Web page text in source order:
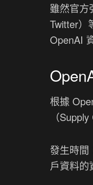
雖然官方
Twitter）
OpenAI
根據
（
發生時間
戶資料的